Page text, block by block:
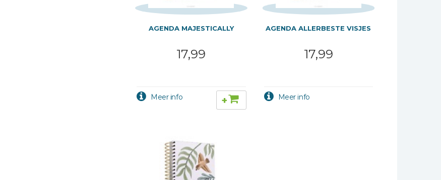
AGENDA MAJESTICALLY
17,99
+
AGENDA ALLERBESTE VISJES
17,99